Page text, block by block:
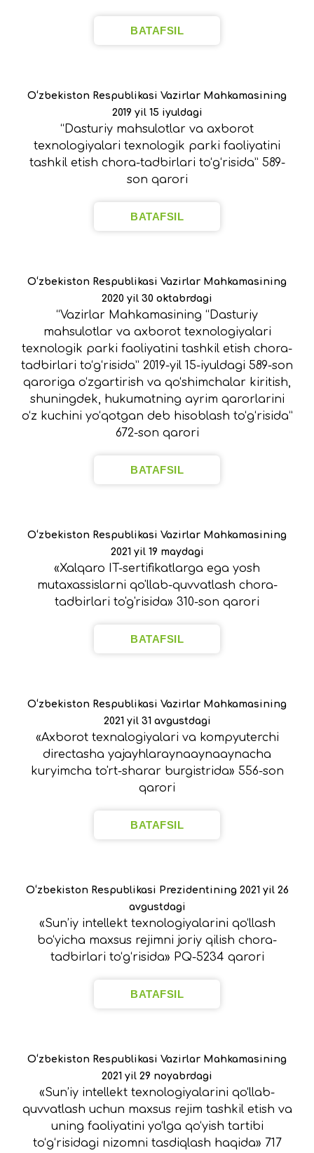
BATAFSIL
O‘zbekiston Respublikasi Vazirlar Mahkamasining
2019 yil 15 iyuldagi
“Dasturiy mahsulotlar va axborot
texnologiyalari texnologik parki faoliyatini
tashkil etish chora-tadbirlari to‘g‘risida” 589-
son qarori
BATAFSIL
O‘zbekiston Respublikasi Vazirlar Mahkamasining
2020 yil 30 oktabrdagi
“Vazirlar Mahkamasining “Dasturiy
mahsulotlar va axborot texnologiyalari
texnologik parki faoliyatini tashkil etish chora-
tadbirlari to‘g‘risida” 2019-yil 15-iyuldagi 589-son
qaroriga o‘zgartirish va qo‘shimchalar kiritish,
shuningdek, hukumatning ayrim qarorlarini
o‘z kuchini yo‘qotgan deb hisoblash to‘g‘risida”
672-son qarori
BATAFSIL
O‘zbekiston Respublikasi Vazirlar Mahkamasining
2021 yil 19 maydagi
«Xalqaro IT-sertifikatlarga ega yosh
mutaxassislarni qo'llab-quvvatlash chora-
tadbirlari to'g'risida» 310-son qarori
BATAFSIL
O‘zbekiston Respublikasi Vazirlar Mahkamasining
2021 yil 31 avgustdagi
«Axborot texnalogiyalari va kompyuterchi
directasha yajayhlaraynaaynaaynacha
kuryimcha to'rt-sharar burgistrida» 556-son
qarori
BATAFSIL
O‘zbekiston Respublikasi Prezidentining 2021 yil 26
avgustdagi
«Sun’iy intellekt texnologiyalarini qo‘llash
bo‘yicha maxsus rejimni joriy qilish chora-
tadbirlari to‘g‘risida» PQ-5234 qarori
BATAFSIL
O‘zbekiston Respublikasi Vazirlar Mahkamasining
2021 yil 29 noyabrdagi
«Sun’iy intellekt texnologiyalarini qo‘llab-
quvvatlash uchun maxsus rejim tashkil etish va
uning faoliyatini yo‘lga qo‘yish tartibi
to‘g‘risidagi nizomni tasdiqlash haqida» 717